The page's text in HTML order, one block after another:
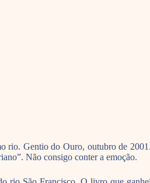
rio. Gentio do Ouro, outubro de
Não consigo conter a emoção.